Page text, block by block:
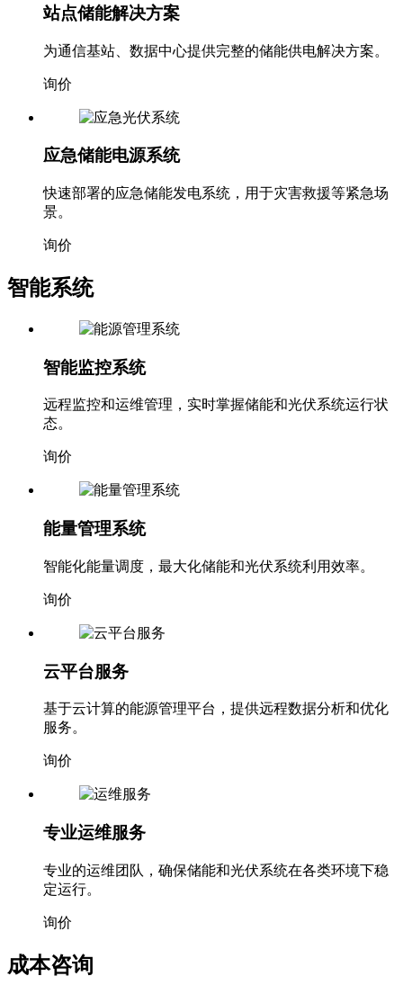
站点储能解决方案
为通信基站、数据中心提供完整的储能供电解决方案。
询价
应急储能电源系统
快速部署的应急储能发电系统，用于灾害救援等紧急场
景。
询价
智能系统
智能监控系统
远程监控和运维管理，实时掌握储能和光伏系统运行状
态。
询价
能量管理系统
智能化能量调度，最大化储能和光伏系统利用效率。
询价
云平台服务
基于云计算的能源管理平台，提供远程数据分析和优化
服务。
询价
专业运维服务
专业的运维团队，确保储能和光伏系统在各类环境下稳
定运行。
询价
成本咨询